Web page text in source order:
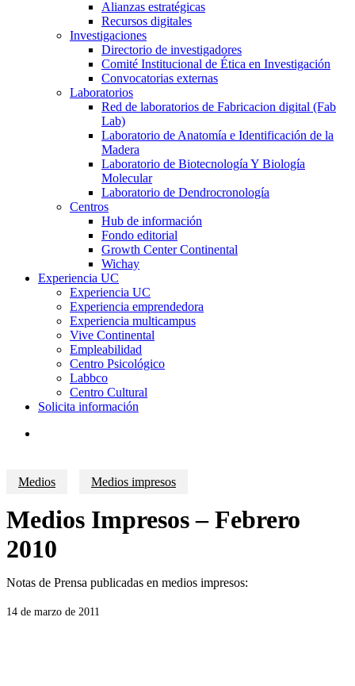
Alianzas estratégicas
Recursos digitales
Investigaciones
Directorio de investigadores
Comité Institucional de Ética en Investigación
Convocatorias externas
Laboratorios
Red de laboratorios de Fabricacion digital (Fab
Lab)
Laboratorio de Anatomía e Identificación de la
Madera
Laboratorio de Biotecnología Y Biología
Molecular
Laboratorio de Dendrocronología
Centros
Hub de información
Fondo editorial
Growth Center Continental
Wichay
Experiencia UC
Experiencia UC
Experiencia emprendedora
Experiencia multicampus
Vive Continental
Empleabilidad
Centro Psicológico
Labbco
Centro Cultural
Solicita información
Medios Medios impresos
Medios Impresos – Febrero
2010
Notas de Prensa publicadas en medios impresos:
14 de marzo de 2011